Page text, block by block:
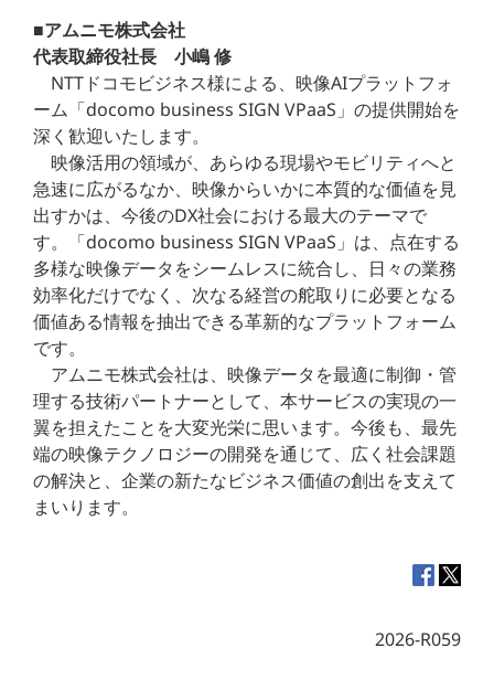
■アムニモ株式会社
代表取締役社長 小嶋 修
NTTドコモビジネス様による、映像AIプラットフォ
ーム「docomo business SIGN VPaaS」の提供開始を
深く歓迎いたします。
映像活用の領域が、あらゆる現場やモビリティへと
急速に広がるなか、映像からいかに本質的な価値を見
出すかは、今後のDX社会における最大のテーマで
す。「docomo business SIGN VPaaS」は、点在する
多様な映像データをシームレスに統合し、日々の業務
効率化だけでなく、次なる経営の舵取りに必要となる
価値ある情報を抽出できる革新的なプラットフォーム
です。
アムニモ株式会社は、映像データを最適に制御・管
理する技術パートナーとして、本サービスの実現の一
翼を担えたことを大変光栄に思います。今後も、最先
端の映像テクノロジーの開発を通じて、広く社会課題
の解決と、企業の新たなビジネス価値の創出を支えて
まいります。
2026-R059